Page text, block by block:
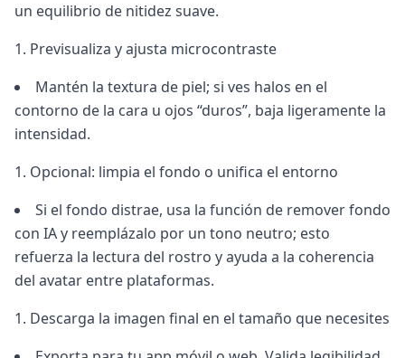
un equilibrio de nitidez suave.
Previsualiza y ajusta microcontraste
Mantén la textura de piel; si ves halos en el
contorno de la cara u ojos “duros”, baja ligeramente la
intensidad.
Opcional: limpia el fondo o unifica el entorno
Si el fondo distrae, usa la función de remover fondo
con IA y reemplázalo por un tono neutro; esto
refuerza la lectura del rostro y ayuda a la coherencia
del avatar entre plataformas.
Descarga la imagen final en el tamaño que necesites